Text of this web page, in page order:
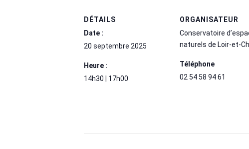
DÉTAILS
Date :
20 septembre 2025
Heure :
14h30 | 17h00
ORGANISATEUR
Conservatoire
naturels de Loir-et-
Téléphone
02 54 58 94 61